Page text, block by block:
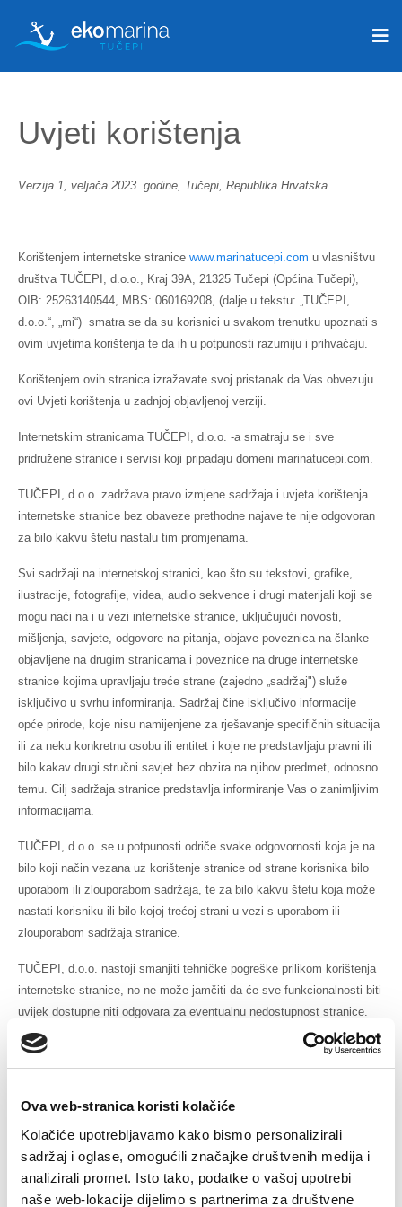
Ova web-stranica koristi kolačiće
Kolačiće upotrebljavamo kako bismo personalizirali
sadržaj i oglase, omogućili značajke društvenih medija i
analizirali promet. Isto tako, podatke o vašoj upotrebi
naše web-lokacije dijelimo s partnerima za društvene
Uvjeti korištenja
Verzija 1, veljača 2023. godine, Tučepi, Republika Hrvatska
Korištenjem internetske stranice www.marinatucepi.com u vlasništvu
društva TUČEPI, d.o.o., Kraj 39A, 21325 Tučepi (Općina Tučepi),
OIB: 25263140544, MBS: 060169208, (dalje u tekstu: „TUČEPI,
d.o.o.“, „mi“) smatra se da su korisnici u svakom trenutku upoznati s
ovim uvjetima korištenja te da ih u potpunosti razumiju i prihvaćaju.
Korištenjem ovih stranica izražavate svoj pristanak da Vas obvezuju
ovi Uvjeti korištenja u zadnjoj objavljenoj verziji.
Internetskim stranicama TUČEPI, d.o.o. -a smatraju se i sve
pridružene stranice i servisi koji pripadaju domeni marinatucepi.com.
TUČEPI, d.o.o. zadržava pravo izmjene sadržaja i uvjeta korištenja
internetske stranice bez obaveze prethodne najave te nije odgovoran
za bilo kakvu štetu nastalu tim promjenama.
Svi sadržaji na internetskoj stranici, kao što su tekstovi, grafike,
ilustracije, fotografije, videa, audio sekvence i drugi materijali koji se
mogu naći na i u vezi internetske stranice, uključujući novosti,
mišljenja, savjete, odgovore na pitanja, objave poveznica na članke
objavljene na drugim stranicama i poveznice na druge internetske
stranice kojima upravljaju treće strane (zajedno „sadržaj") služe
isključivo u svrhu informiranja. Sadržaj čine isključivo informacije
opće prirode, koje nisu namijenjene za rješavanje specifičnih situacija
ili za neku konkretnu osobu ili entitet i koje ne predstavljaju pravni ili
bilo kakav drugi stručni savjet bez obzira na njihov predmet, odnosno
temu. Cilj sadržaja stranice predstavlja informiranje Vas o zanimljivim
informacijama.
TUČEPI, d.o.o. se u potpunosti odriče svake odgovornosti koja je na
bilo koji način vezana uz korištenje stranice od strane korisnika bilo
uporabom ili zlouporabom sadržaja, te za bilo kakvu štetu koja može
nastati korisniku ili bilo kojoj trećoj strani u vezi s uporabom ili
zlouporabom sadržaja stranice.
TUČEPI, d.o.o. nastoji smanjiti tehničke pogreške prilikom korištenja
internetske stranice, no ne može jamčiti da će sve funkcionalnosti biti
uvijek dostupne niti odgovara za eventualnu nedostupnost stranice.
TUČEPI, d.o.o. ne odgovara za sadržaje niti za raspoloživost drugih
stranica na koje upućuje poveznicama.
Sadržaj na ovom portalu može biti zastario, a TUČEPI, d.o.o. se ne
obvezuje ažurirati ga.
Internetskim stranicama trećih strana pristupate i koristite ih na vlastiti
rizik te u skladu s uvjetima korištenja istih. Pristup te oslanjanje na